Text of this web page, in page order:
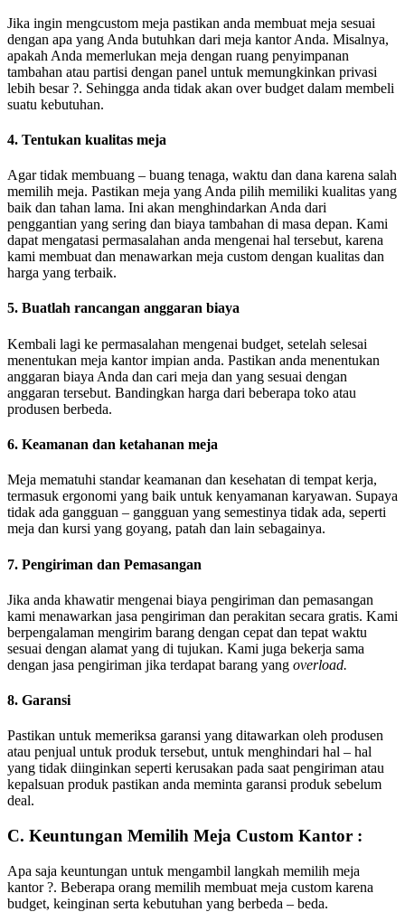
Jika ingin mengcustom meja pastikan anda membuat meja sesuai
dengan apa yang Anda butuhkan dari meja kantor Anda. Misalnya,
apakah Anda memerlukan meja dengan ruang penyimpanan
tambahan atau partisi dengan panel untuk memungkinkan privasi
lebih besar ?. Sehingga anda tidak akan over budget dalam membeli
suatu kebutuhan.
4. Tentukan kualitas meja
Agar tidak membuang – buang tenaga, waktu dan dana karena salah
memilih meja. Pastikan meja yang Anda pilih memiliki kualitas yang
baik dan tahan lama. Ini akan menghindarkan Anda dari
penggantian yang sering dan biaya tambahan di masa depan. Kami
dapat mengatasi permasalahan anda mengenai hal tersebut, karena
kami membuat dan menawarkan meja custom dengan kualitas dan
harga yang terbaik.
5. Buatlah rancangan anggaran biaya
Kembali lagi ke permasalahan mengenai budget, setelah selesai
menentukan meja kantor impian anda. Pastikan anda menentukan
anggaran biaya Anda dan cari meja dan yang sesuai dengan
anggaran tersebut. Bandingkan harga dari beberapa toko atau
produsen berbeda.
6. Keamanan dan ketahanan meja
Meja mematuhi standar keamanan dan kesehatan di tempat kerja,
termasuk ergonomi yang baik untuk kenyamanan karyawan. Supaya
tidak ada gangguan – gangguan yang semestinya tidak ada, seperti
meja dan kursi yang goyang, patah dan lain sebagainya.
7. Pengiriman dan Pemasangan
Jika anda khawatir mengenai biaya pengiriman dan pemasangan
kami menawarkan jasa pengiriman dan perakitan secara gratis. Kami
berpengalaman mengirim barang dengan cepat dan tepat waktu
sesuai dengan alamat yang di tujukan. Kami juga bekerja sama
dengan jasa pengiriman jika terdapat barang yang overload.
8. Garansi
Pastikan untuk memeriksa garansi yang ditawarkan oleh produsen
atau penjual untuk produk tersebut, untuk menghindari hal – hal
yang tidak diinginkan seperti kerusakan pada saat pengiriman atau
kepalsuan produk pastikan anda meminta garansi produk sebelum
deal.
C. Keuntungan Memilih Meja Custom Kantor :
Apa saja keuntungan untuk mengambil langkah memilih meja
kantor ?. Beberapa orang memilih membuat meja custom karena
budget, keinginan serta kebutuhan yang berbeda – beda.